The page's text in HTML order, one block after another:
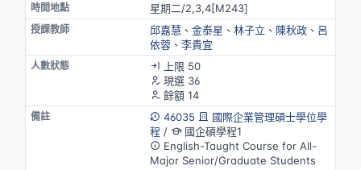
星期二/2,3,4[M243]
邱嘉慧、 金泰星 、 林子立 、 陳秋政、 呂
依蓉、 李貴宜
上限 50
現選 36
餘額 14
46035
國際企業管理碩士學位學
程 /
國企碩學程1
English-Taught Course for All-
Major Senior/Graduate Students